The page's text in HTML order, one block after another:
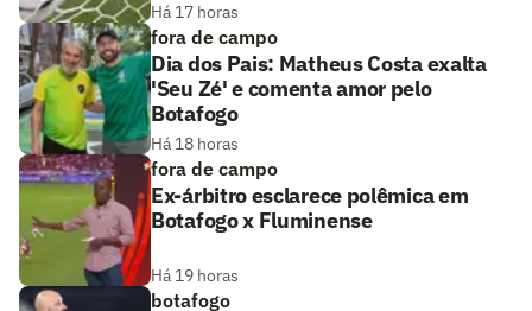
Há 17 horas
fora de campo
Dia dos Pais: Matheus Costa exalta
'Seu Zé' e comenta amor pelo
Botafogo
Há 18 horas
fora de campo
Ex-árbitro esclarece polêmica em
Botafogo x Fluminense
Há 19 horas
botafogo